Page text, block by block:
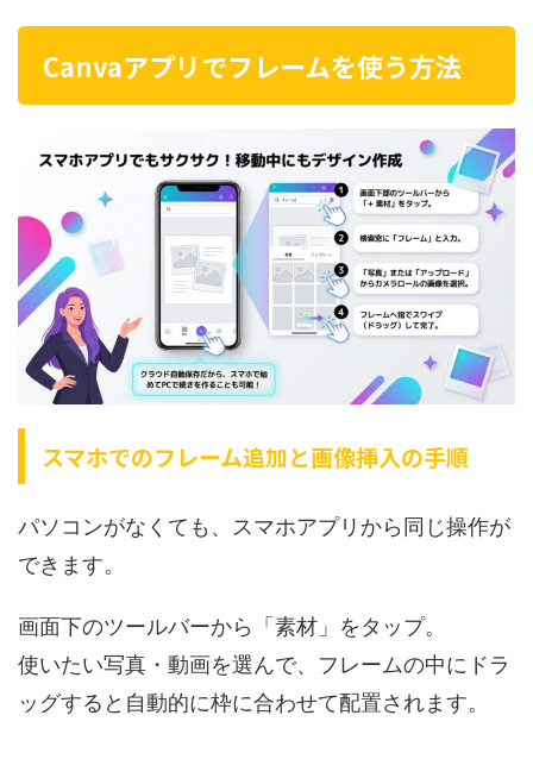
Canvaアプリでフレームを使う方法
スマホでのフレーム追加と画像挿入の手順
パソコンがなくても、スマホアプリから同じ操作が
できます。
画面下のツールバーから「素材」をタップ。
使いたい写真・動画を選んで、フレームの中にドラ
ッグすると自動的に枠に合わせて配置されます。